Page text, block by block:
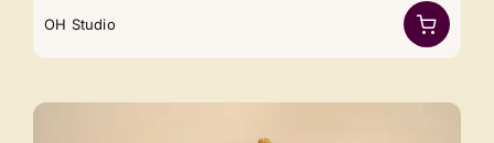
OH Studio